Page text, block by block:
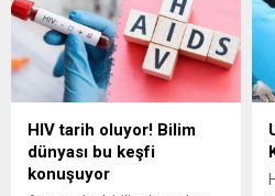
söyledi. Prof. Dr. Erdal Aslım
ise hareketsizlik ve yeterli su
içilmemesinin, damarlarda
pıhtılaşmayı kolaylaştırdığını
kaydetti.
HIV tarih oluyor! Bilim
dünyası bu keşfi
konuşuyor